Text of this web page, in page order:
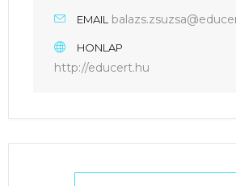
EMAIL
HONLAP
http://educert.hu